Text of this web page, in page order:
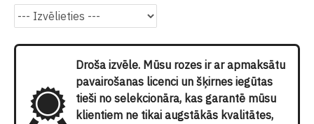
Droša izvēle. Mūsu rozes ir ar apmaksātu
pavairošanas licenci un šķirnes iegūtas
tieši no selekcionāra, kas garantē mūsu
klientiem ne tikai augstākās kvalitātes,